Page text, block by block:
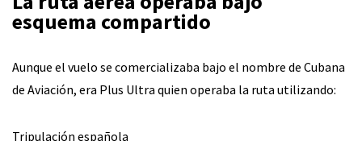
esquema compartido
Aunque el vuelo se comercializaba bajo el nombre de Cubana
de Aviación, era Plus Ultra quien operaba la ruta utilizando:
Tripulación española